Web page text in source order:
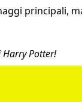
principali,
Potter!